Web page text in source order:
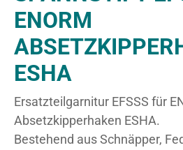
ENORM
ESHA
Ersatzteilgarnitur EFSSS für
Absetzkipperhaken ESHA.
Bestehend aus Schnäpper,